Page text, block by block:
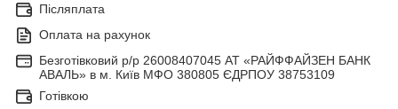
Післяплата
Оплата на рахунок
Безготівковий р/р 26008407045 АТ «РАЙФФАЙЗЕН БАНК
АВАЛЬ» в м. Київ МФО 380805 ЄДРПОУ 38753109
Готівкою